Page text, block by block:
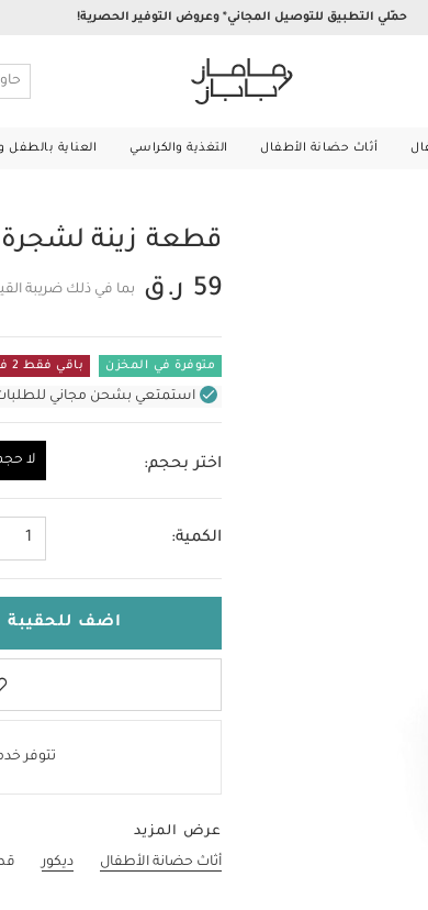
حمّلي التطبيق للتوصيل المجاني* وعروض التوفير الحصرية!
أثاث حضانة الأطفال التغذية والكراسي العناية بالطفل
قطعة زينة
59 ر.ق
بما في ذلك ضريبة
متوفرة في المخزن باقي فقط 2 في المستودع
استمتعي بشحن مجاني للطلبات غير
اختر بحجم: لا
الكمية: 1
اضف للحقيبة
تتوفر
عرض المزيد
أثاث حضانة الأطفال
ديكور